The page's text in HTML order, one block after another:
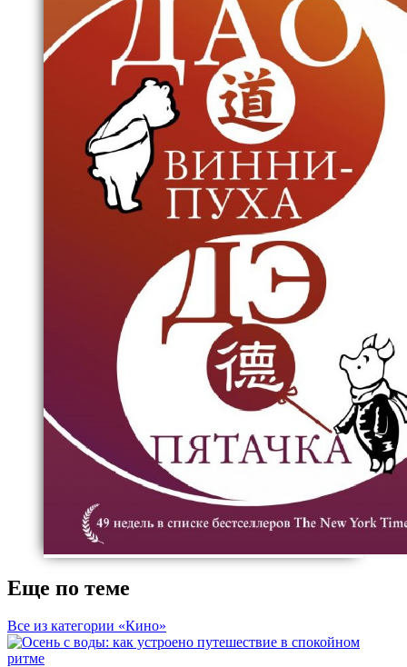
Еще по теме
Все из категории «Кино»